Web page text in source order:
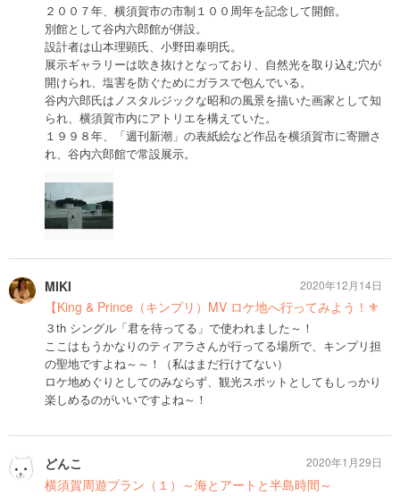
２００７年、横須賀市の市制１００周年を記念して開館。
別館として谷内六郎館が併設。
設計者は山本理顕氏、小野田泰明氏。
展示ギャラリーは吹き抜けとなっており、自然光を取り込む穴が
開けられ、塩害を防ぐためにガラスで包んでいる。
谷内六郎氏はノスタルジックな昭和の風景を描いた画家として知
られ、横須賀市内にアトリエを構えていた。
１９９８年、「週刊新潮」の表紙絵など作品を横須賀市に寄贈さ
れ、谷内六郎館で常設展示。
MIKI
【King & Prince（キンプリ）MV ロケ地へ行ってみよう！⚜️
３th シングル「君を待ってる」で使われました～！
ここはもうかなりのティアラさんが行ってる場所で、キンプリ担
の聖地ですよね～～！（私はまだ行けてない）
ロケ地めぐりとしてのみならず、観光スポットとしてもしっかり
楽しめるのがいいですよね～！
2020年12月14日
どんこ
横須賀周遊プラン（１）～海とアートと半島時間～
2020年1月29日